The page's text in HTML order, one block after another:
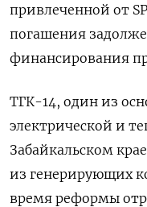
привлеченной от
погашения
финансирования
ТГК-14, один из
электрической и
Забайкальском
из генерирующих
время реформы